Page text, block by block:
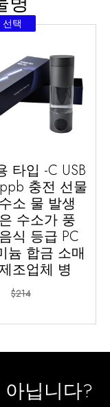
택
타입 -C USB
충전 선물
소 물 발생
수소가 풍
식 등급 PC
늄 합금 소매
조업체 병
$214
닙니다?